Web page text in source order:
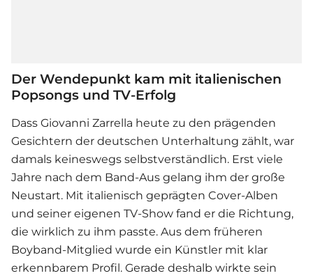
Der Wendepunkt kam mit italienischen
Popsongs und TV-Erfolg
Dass Giovanni Zarrella heute zu den prägenden
Gesichtern der deutschen Unterhaltung zählt, war
damals keineswegs selbstverständlich. Erst viele
Jahre nach dem Band-Aus gelang ihm der große
Neustart. Mit italienisch geprägten Cover-Alben
und seiner eigenen TV-Show fand er die Richtung,
die wirklich zu ihm passte. Aus dem früheren
Boyband-Mitglied wurde ein Künstler mit klar
erkennbarem Profil. Gerade deshalb wirkte sein